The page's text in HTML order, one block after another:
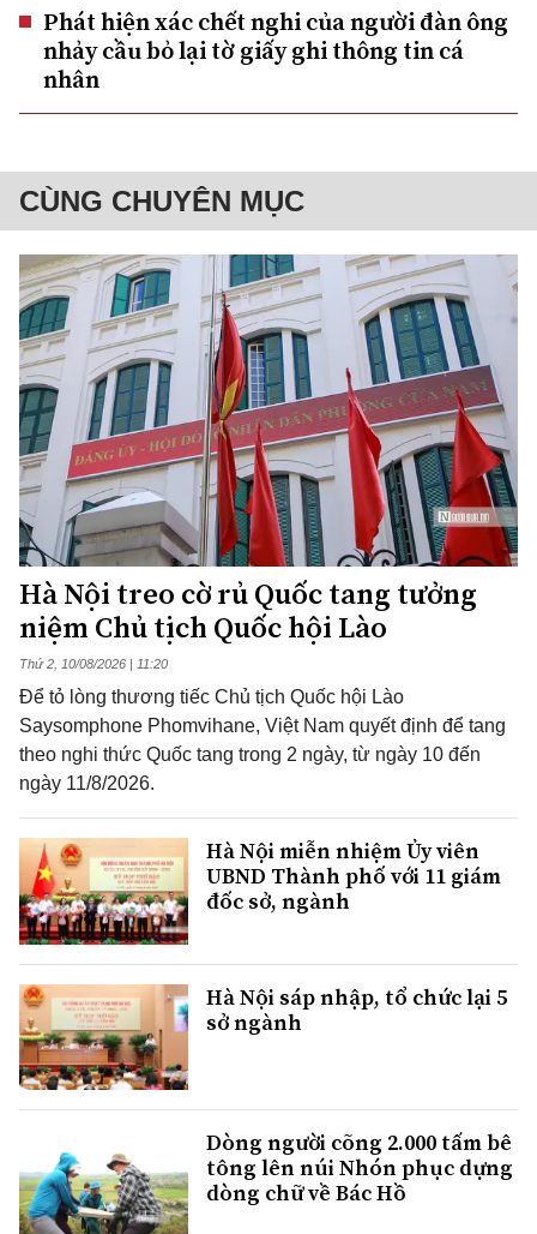
Phát hiện xác chết nghi của người đàn ông
nhảy cầu bỏ lại tờ giấy ghi thông tin cá
nhân
CÙNG CHUYÊN MỤC
Hà Nội treo cờ rủ Quốc tang tưởng
niệm Chủ tịch Quốc hội Lào
Thứ 2, 10/08/2026 | 11:20
Để tỏ lòng thương tiếc Chủ tịch Quốc hội Lào
Saysomphone Phomvihane, Việt Nam quyết định để tang
theo nghi thức Quốc tang trong 2 ngày, từ ngày 10 đến
ngày 11/8/2026.
Hà Nội miễn nhiệm Ủy viên
UBND Thành phố với 11 giám
đốc sở, ngành
Hà Nội sáp nhập, tổ chức lại 5
sở ngành
Dòng người cõng 2.000 tấm bê
tông lên núi Nhón phục dựng
dòng chữ về Bác Hồ